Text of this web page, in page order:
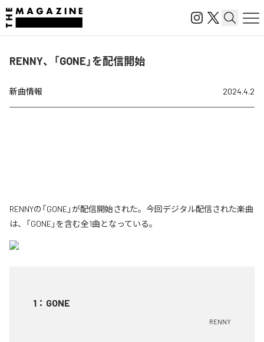
RENNY、「GONE」を配信開始
新曲情報 2024.4.2
RENNYの「GONE」が配信開始された。今回デジタル配信された楽曲
は、「GONE」を含む全1曲となっている。
1 ： GONE
RENNY